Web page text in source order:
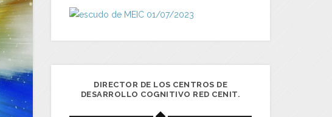
DIRECTOR DE LOS CENTROS DE
DESARROLLO COGNITIVO RED CENIT.